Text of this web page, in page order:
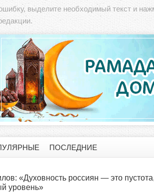
выделите необходимый текст и
ПОСЛЕДНИЕ
«Духовность россиян — это
уровень»